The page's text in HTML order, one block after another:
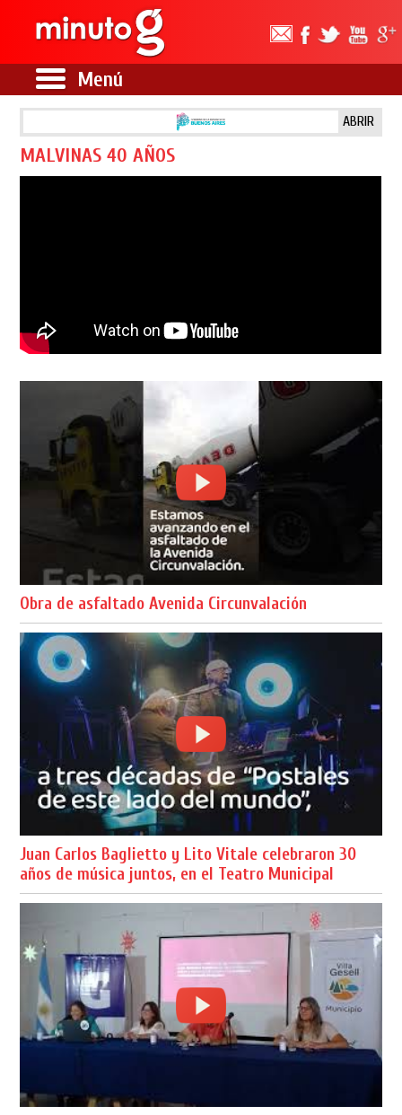
Menú
ABRIR
MALVINAS 40 AÑOS
Obra de asfaltado Avenida Circunvalación
Juan Carlos Baglietto y Lito Vitale celebraron 30
años de música juntos, en el Teatro Municipal